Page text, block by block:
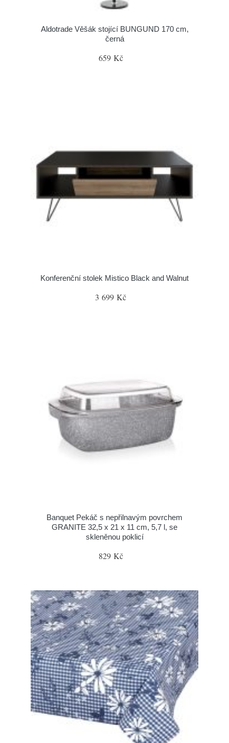
Aldotrade Věšák stojící BUNGUND 170 cm,
černá
659 Kč
Konferenční stolek Mistico Black and Walnut
3 699 Kč
Banquet Pekáč s nepřilnavým povrchem
GRANITE 32,5 x 21 x 11 cm, 5,7 l, se
skleněnou poklicí
829 Kč